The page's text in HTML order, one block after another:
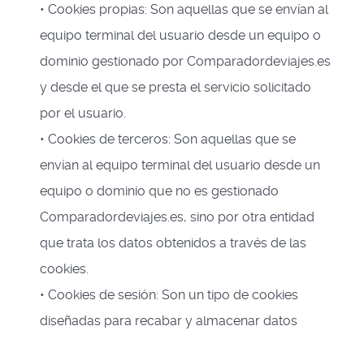
• Cookies propias: Son aquellas que se envían al
equipo terminal del usuario desde un equipo o
dominio gestionado por Comparadordeviajes.es
y desde el que se presta el servicio solicitado
por el usuario.
• Cookies de terceros: Son aquellas que se
envían al equipo terminal del usuario desde un
equipo o dominio que no es gestionado
Comparadordeviajes.es, sino por otra entidad
que trata los datos obtenidos a través de las
cookies.
• Cookies de sesión: Son un tipo de cookies
diseñadas para recabar y almacenar datos